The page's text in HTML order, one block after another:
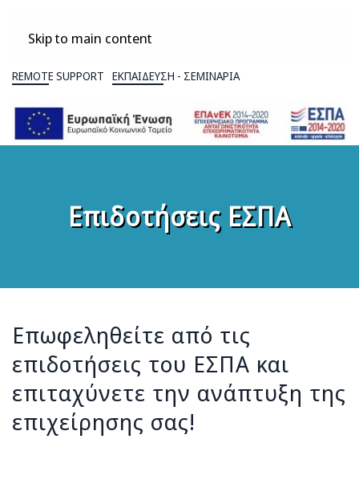
Skip to main content
REMOTE SUPPORT ΕΚΠΑΙΔΕΥΣΗ - ΣΕΜΙΝΑΡΙΑ
Επιδοτήσεις ΕΣΠΑ
Επωφεληθείτε από τις
επιδοτήσεις του ΕΣΠΑ και
επιταχύνετε την ανάπτυξη της
επιχείρησης σας!